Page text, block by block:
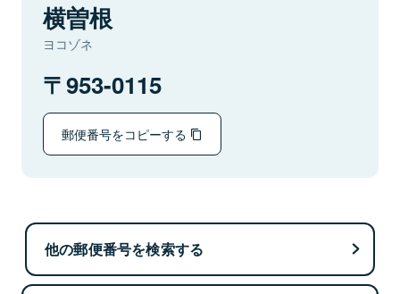
横曽根
ヨコゾネ
953-0115
郵便番号をコピーする
他の郵便番号を検索する